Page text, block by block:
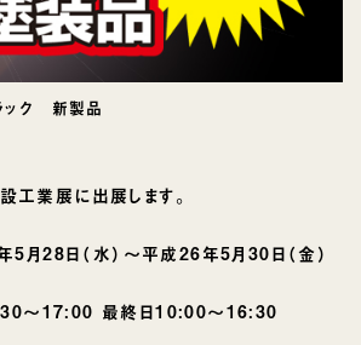
ック 新製品
工業展に出展します。
28日（水）〜平成26年5月30日（金）
〜17:00 最終日10:00〜16:30